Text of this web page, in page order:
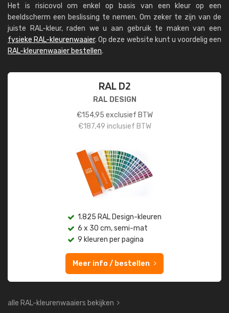
Het is risicovol om enkel op basis van een kleur op een
beeldscherm een beslissing te nemen. Om zeker te zijn van de
juiste RAL-kleur, raden we u aan gebruik te maken van een
fysieke RAL-kleurenwaaier. Op deze website kunt u voordelig een
RAL-kleurenwaaier bestellen.
RAL D2
RAL DESIGN
€154,95 exclusief BTW
€187,49 inclusief BTW
1.825 RAL Design-kleuren
6 x 30 cm, semi-mat
9 kleuren per pagina
Meer info / bestellen
alle RAL-kleurenwaaiers bekijken